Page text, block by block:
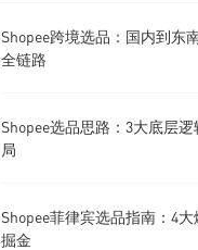
Shopee卖家怎么做好多店铺
Shopee卖家怎么做好采购预
Shopee卖家怎么做好供应商
Shopee跨境选品：国内到东
全链路
Shopee选品思路：3大底层
局
Shopee菲律宾选品指南：4
掘金